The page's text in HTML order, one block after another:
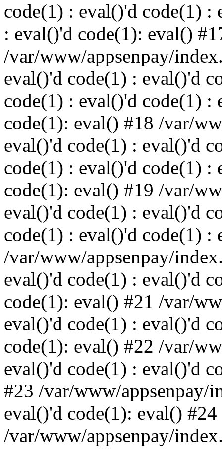
code(1) : eval()'d code(1) :
: eval()'d code(1): eval()
/var/www/appsenpay/
eval()'d code(1) : eval()'d
code(1) : eval()'d code(1) :
code(1): eval() #18 /var/
eval()'d code(1) : eval()'d
code(1) : eval()'d code(1) :
code(1): eval() #19 /var/
eval()'d code(1) : eval()'d
code(1) : eval()'d code(1) :
/var/www/appsenpay/
eval()'d code(1) : eval()'d
code(1): eval() #21 /var/
eval()'d code(1) : eval()'d
code(1): eval() #22 /var/
eval()'d code(1) : eval()'d
#23 /var/www/appsenpay/
eval()'d code(1): eval() #24
/var/www/appsenpay/